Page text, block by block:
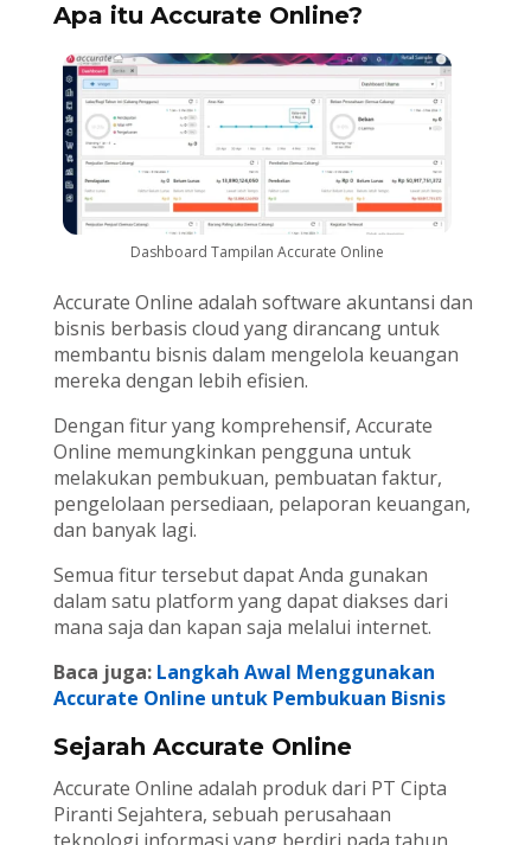
Apa itu Accurate Online?
Dashboard Tampilan Accurate Online
Accurate Online adalah software akuntansi dan
bisnis berbasis cloud yang dirancang untuk
membantu bisnis dalam mengelola keuangan
mereka dengan lebih efisien.
Dengan fitur yang komprehensif, Accurate
Online memungkinkan pengguna untuk
melakukan pembukuan, pembuatan faktur,
pengelolaan persediaan, pelaporan keuangan,
dan banyak lagi.
Semua fitur tersebut dapat Anda gunakan
dalam satu platform yang dapat diakses dari
mana saja dan kapan saja melalui internet.
Baca juga: Langkah Awal Menggunakan
Accurate Online untuk Pembukuan Bisnis
Sejarah Accurate Online
Accurate Online adalah produk dari PT Cipta
Piranti Sejahtera, sebuah perusahaan